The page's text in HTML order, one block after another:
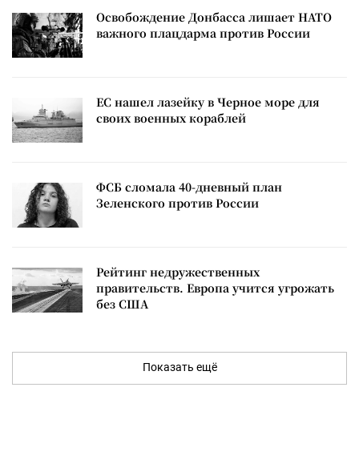
Освобождение Донбасса лишает НАТО
важного плацдарма против России
ЕС нашел лазейку в Черное море для
своих военных кораблей
ФСБ сломала 40-дневный план
Зеленского против России
Рейтинг недружественных
правительств. Европа учится угрожать
без США
Показать ещё